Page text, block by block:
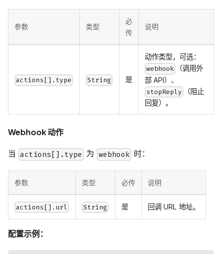
参数 类型
必
传
说明
actions[].type String 是
动作类型，可选：
webhook
（调用外
部 API）、
stopReply
（阻止
回复）。
Webhook 动作
当 actions[].type 为 webhook 时：
参数 类型 必传 说明
actions[].url String 是 回调 URL 地址。
配置示例：